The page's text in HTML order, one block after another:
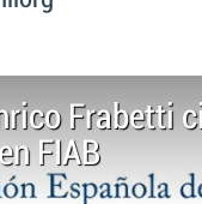
Frabetti
FIAB